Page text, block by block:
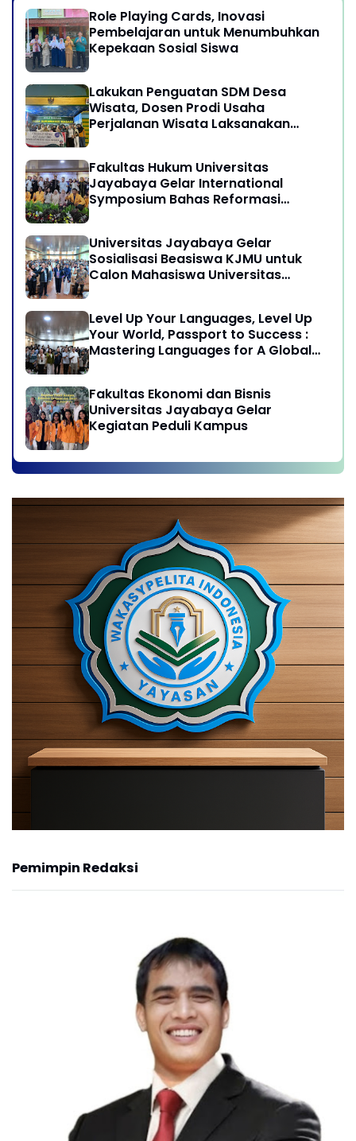
Role Playing Cards, Inovasi
Pembelajaran untuk Menumbuhkan
Kepekaan Sosial Siswa
Lakukan Penguatan SDM Desa
Wisata, Dosen Prodi Usaha
Perjalanan Wisata Laksanakan
Sukamandi Masagi - Kabupaten
Subang, Jawa Barat
Fakultas Hukum Universitas
Jayabaya Gelar International
Symposium Bahas Reformasi
Universitas Jayabaya Gelar
Sosialisasi Beasiswa KJMU untuk
Calon Mahasiswa Universitas
Level Up Your Languages, Level Up
Your World, Passport to Success :
Mastering Languages for A Global
Fakultas Ekonomi dan Bisnis
Universitas Jayabaya Gelar
Kegiatan Peduli Kampus
Pemimpin Redaksi